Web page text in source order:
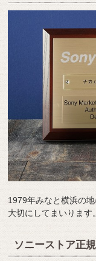
1979年みなと横浜の
大切にしてまいります。
ソニーストア正